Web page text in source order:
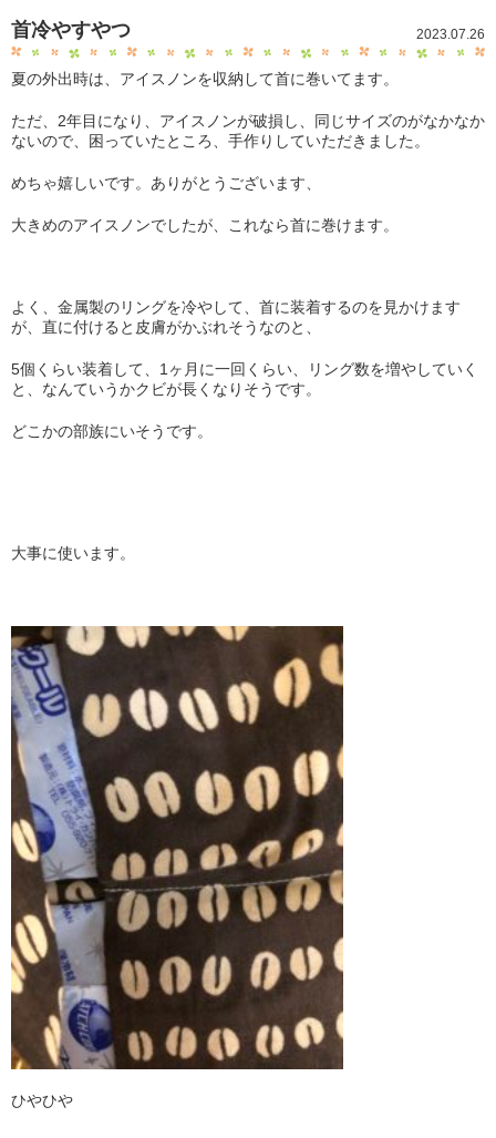
2023.07.26
首冷やすやつ
夏の外出時は、アイスノンを収納して首に巻いてます。
ただ、2年目になり、アイスノンが破損し、同じサイズのがなかなか
ないので、困っていたところ、手作りしていただきました。
めちゃ嬉しいです。ありがとうございます、
大きめのアイスノンでしたが、これなら首に巻けます。
よく、金属製のリングを冷やして、首に装着するのを見かけます
が、直に付けると皮膚がかぶれそうなのと、
5個くらい装着して、1ヶ月に一回くらい、リング数を増やしていく
と、なんていうかクビが長くなりそうです。
どこかの部族にいそうです。
大事に使います。
ひやひや